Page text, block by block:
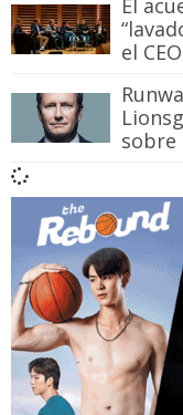
El
el
sobre